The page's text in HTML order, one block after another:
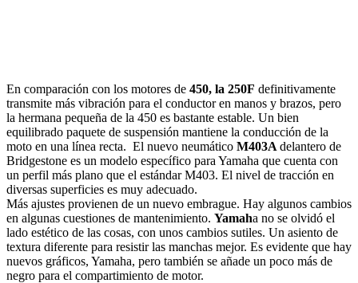
En comparación con los motores de 450, la 250F definitivamente
transmite más vibración para el conductor en manos y brazos, pero
la hermana pequeña de la 450 es bastante estable. Un bien
equilibrado paquete de suspensión mantiene la conducción de la
moto en una línea recta. El nuevo neumático M403A delantero de
Bridgestone es un modelo específico para Yamaha que cuenta con
un perfil más plano que el estándar M403. El nivel de tracción en
diversas superficies es muy adecuado.
Más ajustes provienen de un nuevo embrague. Hay algunos cambios
en algunas cuestiones de mantenimiento. Yamaha no se olvidó el
lado estético de las cosas, con unos cambios sutiles. Un asiento de
textura diferente para resistir las manchas mejor. Es evidente que hay
nuevos gráficos, Yamaha, pero también se añade un poco más de
negro para el compartimiento de motor.